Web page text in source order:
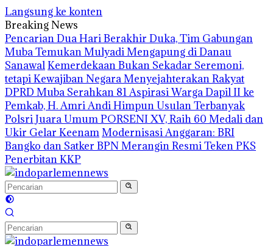
Langsung ke konten
Breaking News
Pencarian Dua Hari Berakhir Duka, Tim Gabungan
Muba Temukan Mulyadi Mengapung di Danau
SanawalKemerdekaan Bukan Sekadar Seremoni,
tetapi Kewajiban Negara Menyejahterakan Rakyat
DPRD Muba Serahkan 81 Aspirasi Warga Dapil II ke
Pemkab, H. Amri Andi Himpun Usulan Terbanyak
Polsri Juara Umum PORSENI XV, Raih 60 Medali dan
Ukir Gelar KeenamModernisasi Anggaran: BRI
Bangko dan Satker BPN Merangin Resmi Teken PKS
Penerbitan KKP